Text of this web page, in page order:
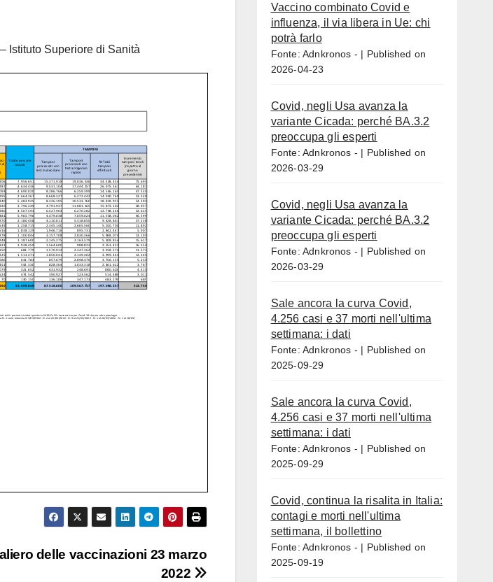
Istituto Superiore di Sanità
delle vaccinazioni 23 marzo
2022
Vaccino combinato Covid e
influenza, il via libera in Ue: chi
potrà farlo
Fonte: Adnkronos -
Published on
2026-04-23
Covid, negli Usa avanza la
variante Cicada: perché BA.3.2
preoccupa gli esperti
Fonte: Adnkronos -
Published on
2026-03-29
Covid, negli Usa avanza la
variante Cicada: perché BA.3.2
preoccupa gli esperti
Fonte: Adnkronos -
Published on
2026-03-29
Sale ancora la curva Covid,
4.256 casi e 37 morti nell'ultima
settimana: i dati
Fonte: Adnkronos -
Published on
2025-09-29
Sale ancora la curva Covid,
4.256 casi e 37 morti nell'ultima
settimana: i dati
Fonte: Adnkronos -
Published on
2025-09-29
Covid, continua la risalita in Italia:
contagi e morti nell'ultima
settimana, il bollettino
Fonte: Adnkronos -
Published on
2025-09-19